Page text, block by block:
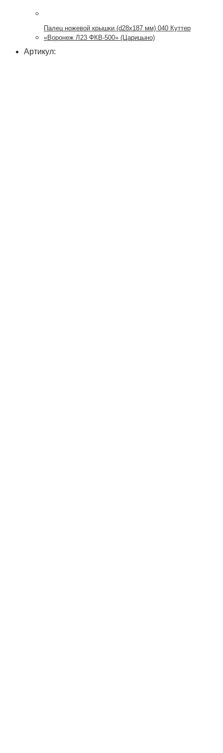
Палец ножевой крышки (d28x187 мм) 040 Куттер
«Воронеж Л23 ФКВ-500» (Царицыно)
Артикул: